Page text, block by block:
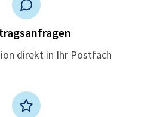
direkt in Ihr Postfach